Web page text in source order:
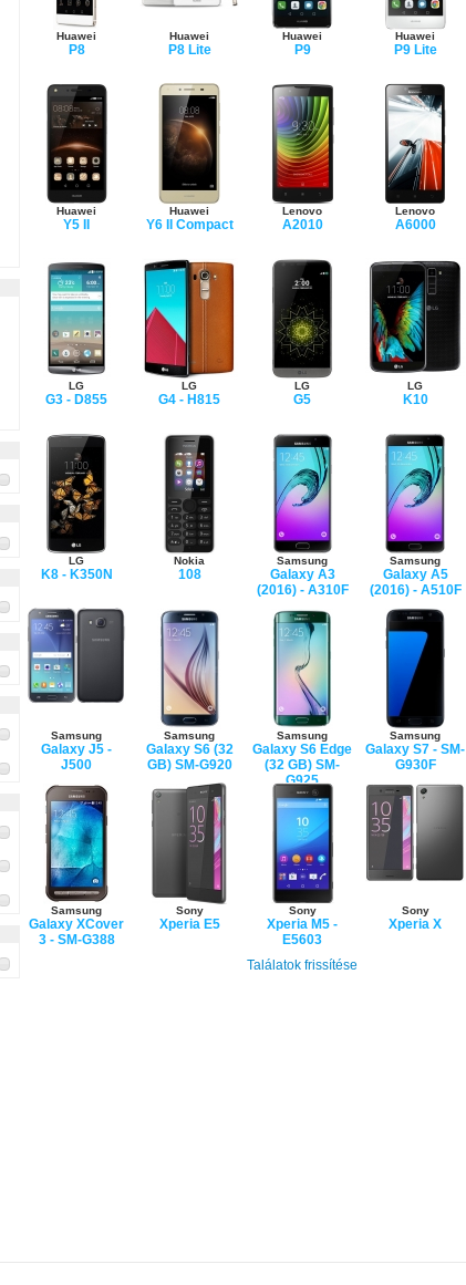
Huawei
P8
Huawei
P8 Lite
Huawei
P9
Huawei
P9 Lite
Huawei
Y5 II
Huawei
Y6 II Compact
Lenovo
A2010
Lenovo
A6000
LG
G3 - D855
LG
G4 - H815
LG
G5
LG
K10
LG
K8 - K350N
Nokia
108
Samsung
Galaxy A3
(2016) - A310F
Samsung
Galaxy A5
(2016) - A510F
Samsung
Galaxy J5 -
J500
Samsung
Galaxy S6 (32
GB) SM-G920
Samsung
Galaxy S6 Edge
(32 GB) SM-
G925
Samsung
Galaxy S7 - SM-
G930F
Samsung
Galaxy XCover
3 - SM-G388
Sony
Xperia E5
Sony
Xperia M5 -
E5603
Sony
Xperia X
Találatok frissítése